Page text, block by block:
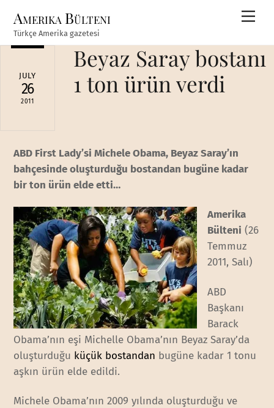
content
Amerika Bülteni
Türkçe Amerika gazetesi
JULY
26
2011
Beyaz Saray bostanı
1 ton ürün verdi
ABD First Lady’si Michele Obama, Beyaz Saray’ın
bahçesinde oluşturduğu bostandan bugüne kadar
bir ton ürün elde etti…
Amerika
Bülteni (26
Temmuz
2011, Salı)
ABD
Başkanı
Barack
Obama’nın eşi Michelle Obama’nın Beyaz Saray’da
oluşturduğu küçük bostandan bugüne kadar 1 tonu
aşkın ürün elde edildi.
Michele Obama’nın 2009 yılında oluşturduğu ve